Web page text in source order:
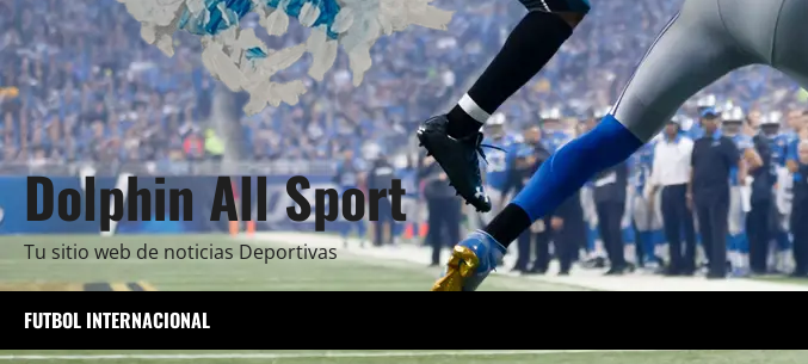
Dolphin All Sport
Tu sitio web de noticias Deportivas
FUTBOL INTERNACIONAL